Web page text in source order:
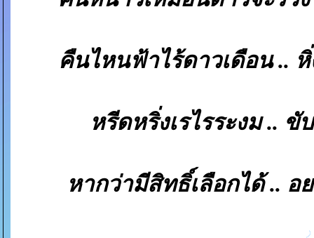
คืนไหนฟ้าไร้ดาวเดือน ..
หรีดหริ่งเรไรระงม ..
หากว่ามีสิทธิ์เลือกได้ ..